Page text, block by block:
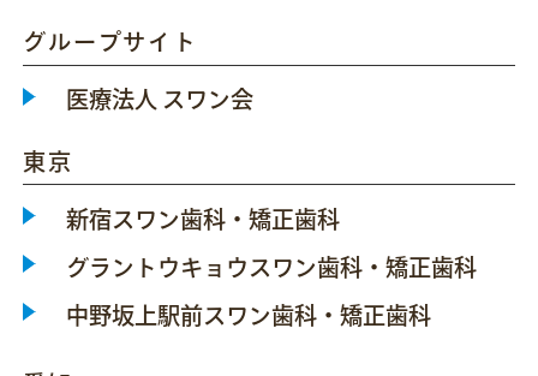
グループサイト
医療法人 スワン会
東京
新宿スワン歯科・矯正歯科
グラントウキョウスワン歯科・矯正歯科
中野坂上駅前スワン歯科・矯正歯科